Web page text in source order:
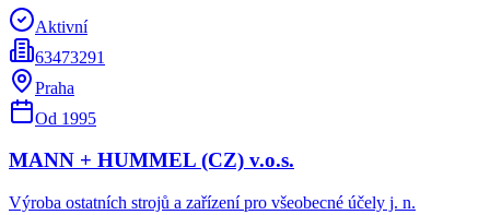
Aktivní
63473291
Praha
Od 1995
MANN + HUMMEL (CZ) v.o.s.
Výroba ostatních strojů a zařízení pro všeobecné účely j. n.